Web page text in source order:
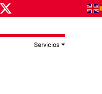
Servicios